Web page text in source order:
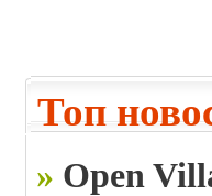
Топ
» Open